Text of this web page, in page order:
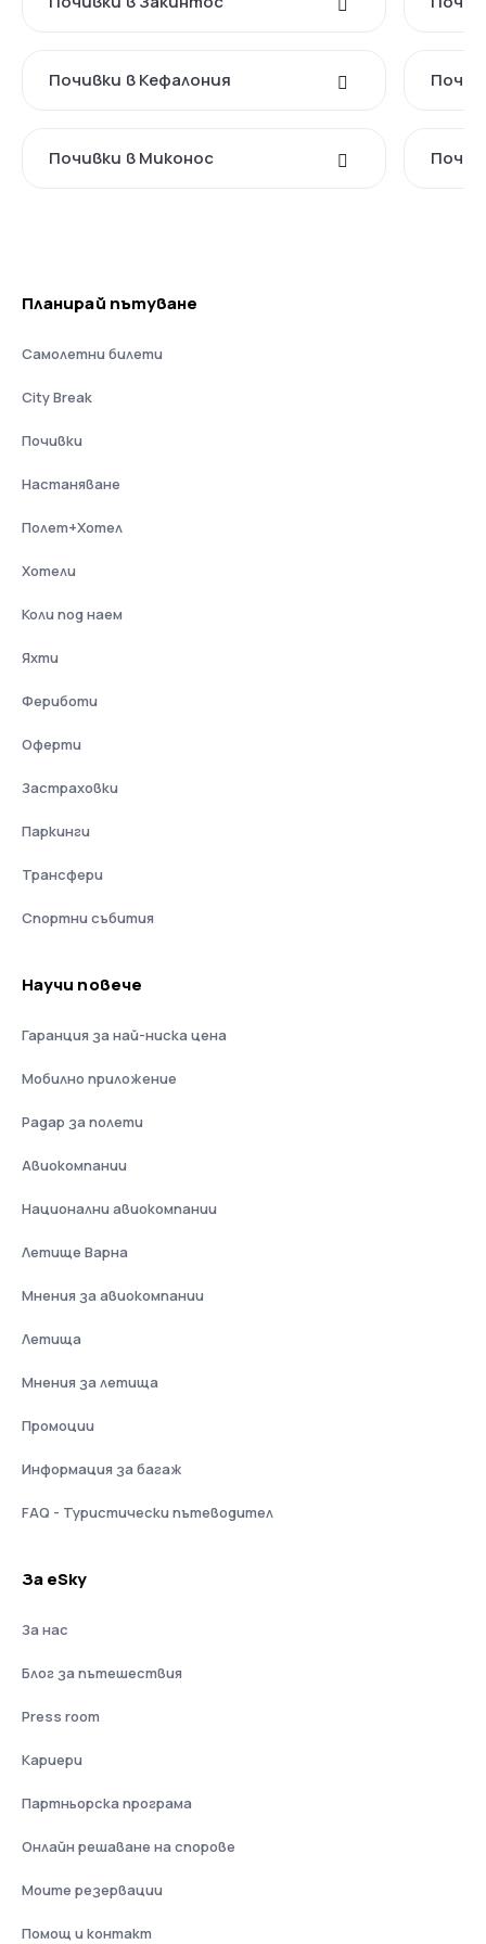
Почивки в Кефалония
Почивки в Миконос
Планирай пътуване
Самолетни билети
City Break
Почивки
Настаняване
Полет+Хотел
Хотели
Коли под наем
Яхти
Фериботи
Оферти
Застраховки
Паркинги
Трансфери
Спортни събития
Научи повече
Гаранция за най-ниска цена
Мобилно приложение
Радар за полети
Авиокомпании
Национални авиокомпании
Летище Варна
Мнения за авиокомпании
Летища
Мнения за летища
Промоции
Информация за багаж
FAQ - Туристически пътеводител
За eSky
За нас
Блог за пътешествия
Press room
Кариери
Партньорска програма
Онлайн решаване на спорове
Моите резервации
Помощ и контакт